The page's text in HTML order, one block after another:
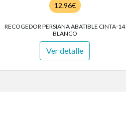
12.96€
RECOGEDOR PERSIANA ABATIBLE CINTA-14
BLANCO
Ver detalle